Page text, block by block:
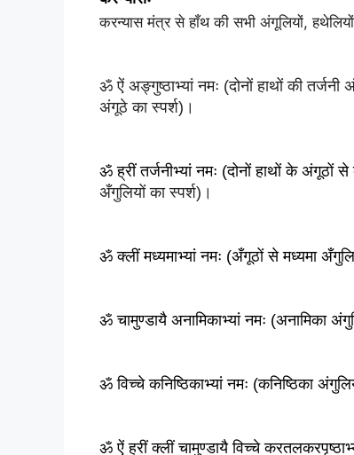
करन्यास मंत्र से हाँथ की सभी अंगूलियों,
ॐ ऐं अङ्गुष्ठाभ्यां नमः (दोनों हाथों की तर्जनी
अंगूठे का स्पर्श)।
ॐ ह्रीं तर्जनीभ्यां नमः (दोनों हाथों के अंगूठों से
अँगुलियों का स्पर्श)।
ॐ क्लीं मध्यमाभ्यां नमः (अँगूठों से मध्यमा
ॐ चामुण्डायै अनामिकाभ्यां नमः (अनामिका
ॐ विच्चे कनिष्ठिकाभ्यां नमः (कनिष्ठिका
ॐ ऐं ह्रीं क्लीं चामुण्डायै विच्चे